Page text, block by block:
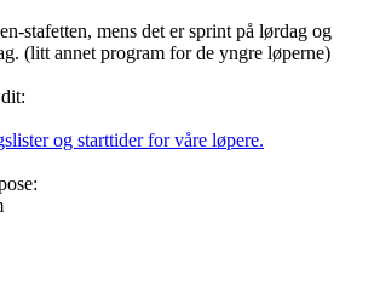
stafetten, mens det er sprint på lørdag og
(litt annet program for de yngre løperne)
og starttider for våre løpere.